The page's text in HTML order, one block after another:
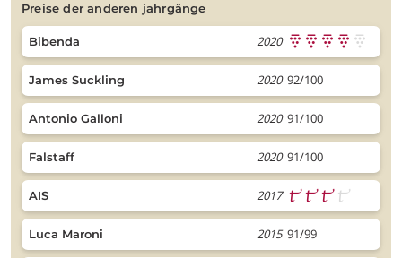
preise der anderen jahrgänge
Bibenda 2020
James Suckling 2020 92/100
Antonio Galloni 2020 91/100
Falstaff 2020 91/100
AIS 2017
Luca Maroni 2015 91/99